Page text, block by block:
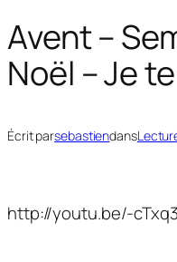
Avent –
Noël – Je
Écrit parsebastiendans
http://youtu.be/-